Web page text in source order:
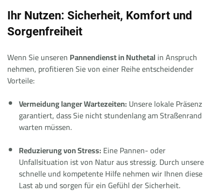
Ihr Nutzen: Sicherheit, Komfort und
Sorgenfreiheit
Wenn Sie unseren Pannendienst in Nuthetal in Anspruch
nehmen, profitieren Sie von einer Reihe entscheidender
Vorteile:
Vermeidung langer Wartezeiten: Unsere lokale Präsenz
garantiert, dass Sie nicht stundenlang am Straßenrand
warten müssen.
Reduzierung von Stress: Eine Pannen- oder
Unfallsituation ist von Natur aus stressig. Durch unsere
schnelle und kompetente Hilfe nehmen wir Ihnen diese
Last ab und sorgen für ein Gefühl der Sicherheit.